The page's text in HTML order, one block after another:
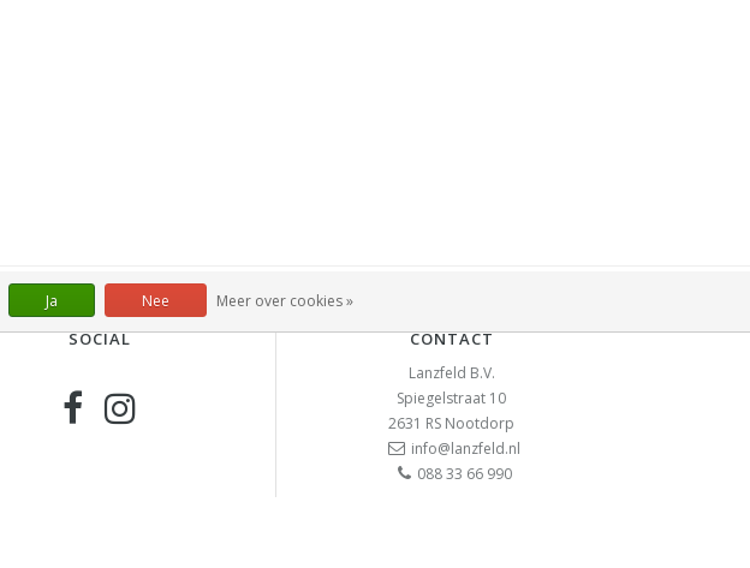
SOCIAL CONTACT
Lanzfeld B.V.
Spiegelstraat 10
2631 RS Nootdorp
info@lanzfeld.nl
088 33 66 990
Ja Nee Meer over cookies »